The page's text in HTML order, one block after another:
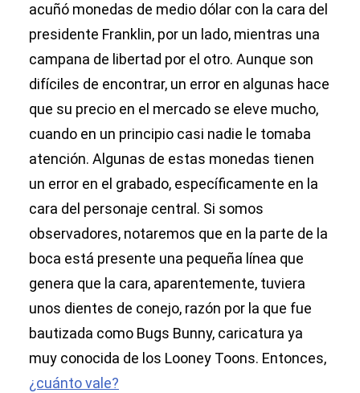
acuñó monedas de medio dólar con la cara del
presidente Franklin, por un lado, mientras una
campana de libertad por el otro. Aunque son
difíciles de encontrar, un error en algunas hace
que su precio en el mercado se eleve mucho,
cuando en un principio casi nadie le tomaba
atención. Algunas de estas monedas tienen
un error en el grabado, específicamente en la
cara del personaje central. Si somos
observadores, notaremos que en la parte de la
boca está presente una pequeña línea que
genera que la cara, aparentemente, tuviera
unos dientes de conejo, razón por la que fue
bautizada como Bugs Bunny, caricatura ya
muy conocida de los Looney Toons. Entonces,
¿cuánto vale?